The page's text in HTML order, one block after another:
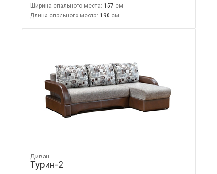
Ширина спального места: 157
Длина спального места: 190
Диван
Турин-2